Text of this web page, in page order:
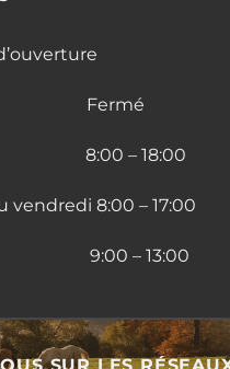
Fermé
– 18:00
vendredi 8:00 – 17:00
9:00 – 13:00